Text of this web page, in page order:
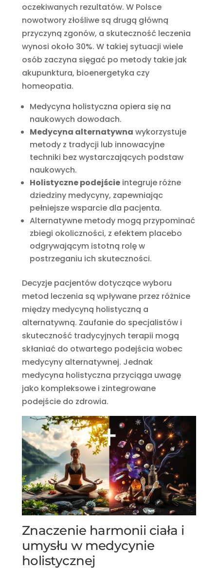
oczekiwanych rezultatów. W Polsce
nowotwory złośliwe są drugą główną
przyczyną zgonów, a skuteczność leczenia
wynosi około 30%. W takiej sytuacji wiele
osób zaczyna sięgać po metody takie jak
akupunktura, bioenergetyka czy
homeopatia.
Medycyna holistyczna opiera się na
naukowych dowodach.
Medycyna alternatywna wykorzystuje
metody z tradycji lub innowacyjne
techniki bez wystarczających podstaw
naukowych.
Holistyczne podejścieintegruje różne
dziedziny medycyny, zapewniając
pełniejsze wsparcie dla pacjenta.
Alternatywne metody mogą przypominać
zbiegi okoliczności, z efektem placebo
odgrywającym istotną rolę w
postrzeganiu ich skuteczności.
Decyzje pacjentów dotyczące wyboru
metod leczenia są wpływane przez różnice
między medycyną holistyczną a
alternatywną. Zaufanie do specjalistów i
skuteczność tradycyjnych terapii mogą
skłaniać do otwartego podejścia wobec
medycyny alternatywnej. Jednak
medycyna holistyczna przyciąga uwagę
jako kompleksowe i zintegrowane
podejście do zdrowia.
Znaczenie harmonii ciała i
umysłu w medycynie
holistycznej